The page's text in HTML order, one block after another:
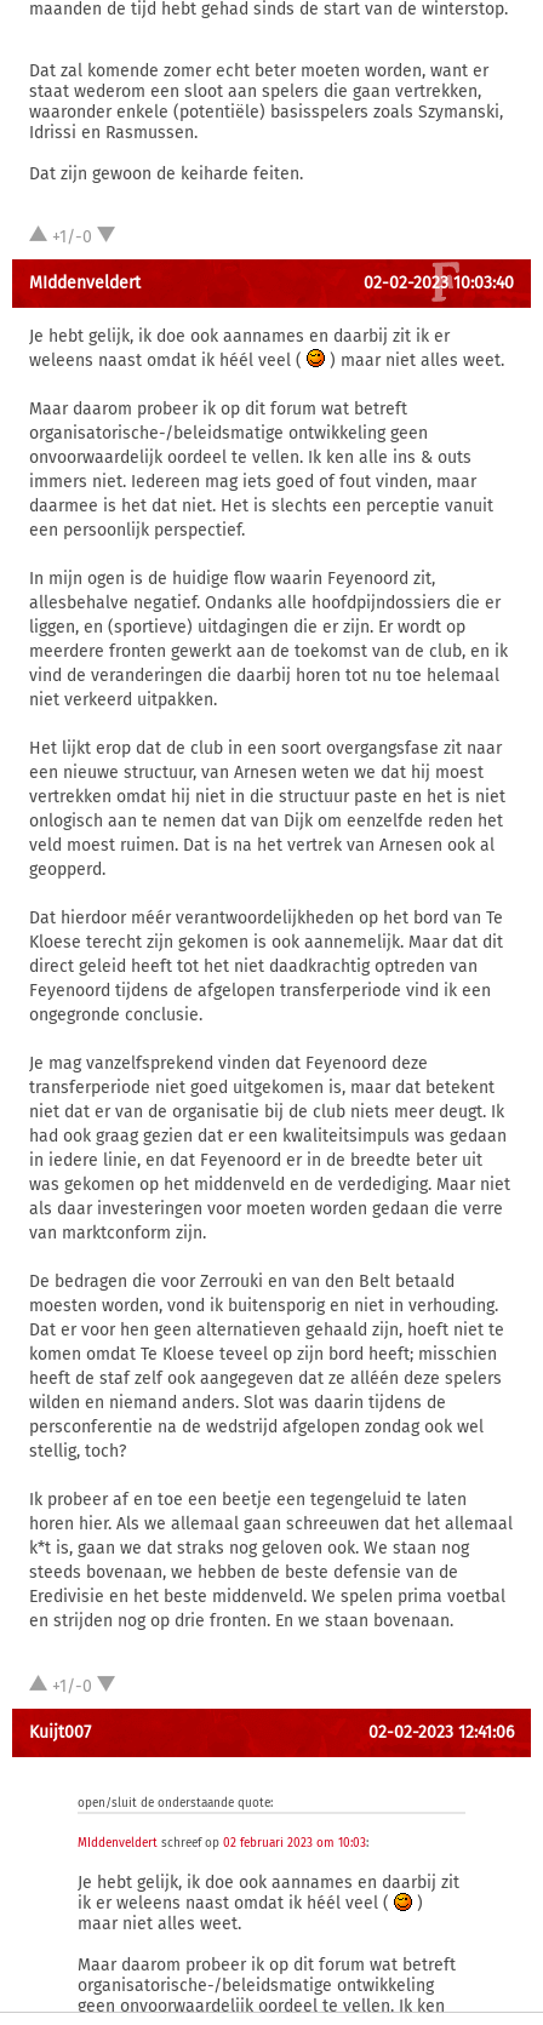
maanden de tijd hebt gehad sinds de start van de winterstop.
Dat zal komende zomer echt beter moeten worden, want er
staat wederom een sloot aan spelers die gaan vertrekken,
waaronder enkele (potentiële) basisspelers zoals Szymanski,
Idrissi en Rasmussen.
Dat zijn gewoon de keiharde feiten.
+1/-0
MIddenveldert 02-02-2023 10:03:40
Je hebt gelijk, ik doe ook aannames en daarbij zit ik er
weleens naast omdat ik héél veel (
) maar niet alles weet.
Maar daarom probeer ik op dit forum wat betreft
organisatorische-/beleidsmatige ontwikkeling geen
onvoorwaardelijk oordeel te vellen. Ik ken alle ins & outs
immers niet. Iedereen mag iets goed of fout vinden, maar
daarmee is het dat niet. Het is slechts een perceptie vanuit
een persoonlijk perspectief.
In mijn ogen is de huidige flow waarin Feyenoord zit,
allesbehalve negatief. Ondanks alle hoofdpijndossiers die er
liggen, en (sportieve) uitdagingen die er zijn. Er wordt op
meerdere fronten gewerkt aan de toekomst van de club, en ik
vind de veranderingen die daarbij horen tot nu toe helemaal
niet verkeerd uitpakken.
Het lijkt erop dat de club in een soort overgangsfase zit naar
een nieuwe structuur, van Arnesen weten we dat hij moest
vertrekken omdat hij niet in die structuur paste en het is niet
onlogisch aan te nemen dat van Dijk om eenzelfde reden het
veld moest ruimen. Dat is na het vertrek van Arnesen ook al
geopperd.
Dat hierdoor méér verantwoordelijkheden op het bord van Te
Kloese terecht zijn gekomen is ook aannemelijk. Maar dat dit
direct geleid heeft tot het niet daadkrachtig optreden van
Feyenoord tijdens de afgelopen transferperiode vind ik een
ongegronde conclusie.
Je mag vanzelfsprekend vinden dat Feyenoord deze
transferperiode niet goed uitgekomen is, maar dat betekent
niet dat er van de organisatie bij de club niets meer deugt. Ik
had ook graag gezien dat er een kwaliteitsimpuls was gedaan
in iedere linie, en dat Feyenoord er in de breedte beter uit
was gekomen op het middenveld en de verdediging. Maar niet
als daar investeringen voor moeten worden gedaan die verre
van marktconform zijn.
De bedragen die voor Zerrouki en van den Belt betaald
moesten worden, vond ik buitensporig en niet in verhouding.
Dat er voor hen geen alternatieven gehaald zijn, hoeft niet te
komen omdat Te Kloese teveel op zijn bord heeft; misschien
heeft de staf zelf ook aangegeven dat ze alléén deze spelers
wilden en niemand anders. Slot was daarin tijdens de
persconferentie na de wedstrijd afgelopen zondag ook wel
stellig, toch?
Ik probeer af en toe een beetje een tegengeluid te laten
horen hier. Als we allemaal gaan schreeuwen dat het allemaal
k*t is, gaan we dat straks nog geloven ook. We staan nog
steeds bovenaan, we hebben de beste defensie van de
Eredivisie en het beste middenveld. We spelen prima voetbal
en strijden nog op drie fronten. En we staan bovenaan.
+1/-0
Kuijt007 02-02-2023 12:41:06
open/sluit de onderstaande quote:
MIddenveldert schreef op 02 februari 2023 om 10:03:
Je hebt gelijk, ik doe ook aannames en daarbij zit
ik er weleens naast omdat ik héél veel (
)
maar niet alles weet.
Maar daarom probeer ik op dit forum wat betreft
organisatorische-/beleidsmatige ontwikkeling
geen onvoorwaardelijk oordeel te vellen. Ik ken